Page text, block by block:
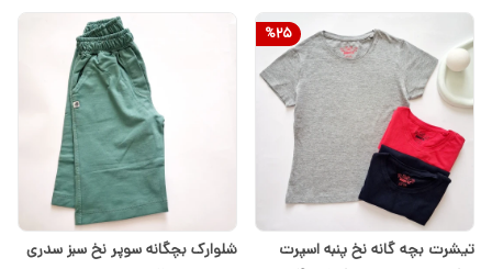
%25
تیشرت بچه گانه نخ پنبه اسپرت
شلوارک بچگانه سوپر نخ سبز سدری